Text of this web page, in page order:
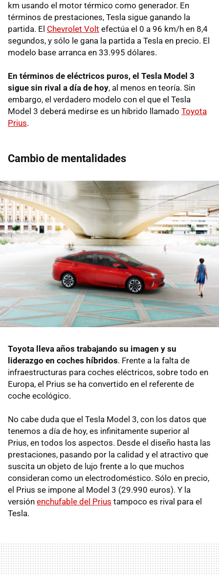
km usando el motor térmico como generador. En
términos de prestaciones, Tesla sigue ganando la
partida. El Chevrolet Volt efectúa el 0 a 96 km/h en 8,4
segundos, y sólo le gana la partida a Tesla en precio. El
modelo base arranca en 33.995 dólares.
En términos de eléctricos puros, el Tesla Model 3
sigue sin rival a día de hoy, al menos en teoría. Sin
embargo, el verdadero modelo con el que el Tesla
Model 3 deberá medirse es un híbrido llamado Toyota
Prius.
Cambio de mentalidades
Toyota lleva años trabajando su imagen y su
liderazgo en coches híbridos. Frente a la falta de
infraestructuras para coches eléctricos, sobre todo en
Europa, el Prius se ha convertido en el referente de
coche ecológico.
No cabe duda que el Tesla Model 3, con los datos que
tenemos a día de hoy, es infinitamente superior al
Prius, en todos los aspectos. Desde el diseño hasta las
prestaciones, pasando por la calidad y el atractivo que
suscita un objeto de lujo frente a lo que muchos
consideran como un electrodoméstico. Sólo en precio,
el Prius se impone al Model 3 (29.990 euros). Y la
versión enchufable del Prius tampoco es rival para el
Tesla.